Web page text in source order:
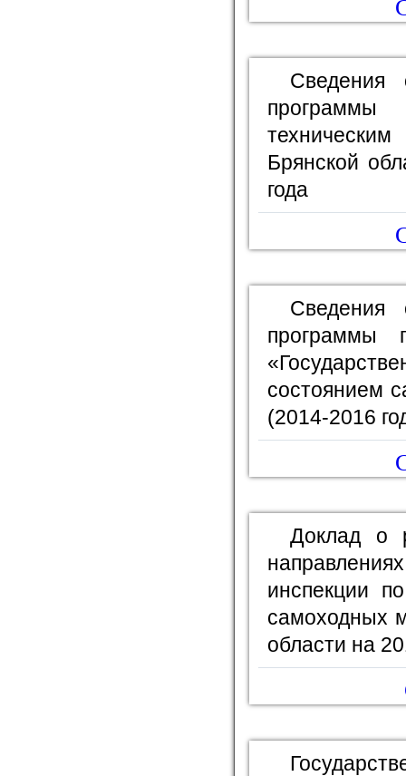
Сведения
Брянской
года
Сведения
программы
состоянием
(2014-2016
Доклад о
инспекции
самоходных
области на